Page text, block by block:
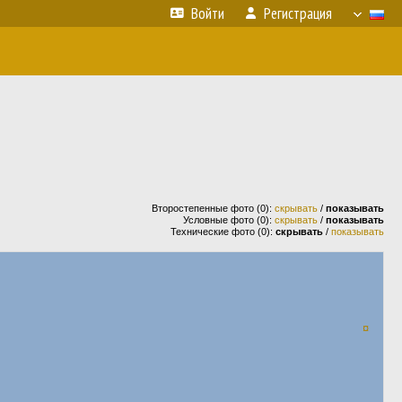
Войти Регистрация
Второстепенные фото (0): скрывать / показывать
Условные фото (0): скрывать / показывать
Технические фото (0): скрывать / показывать
¤